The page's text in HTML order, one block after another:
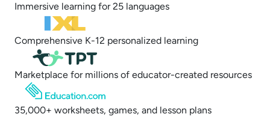
Immersive learning for 25 languages
Comprehensive K-12 personalized learning
Marketplace for millions of educator-created resources
35,000+ worksheets, games, and lesson plans